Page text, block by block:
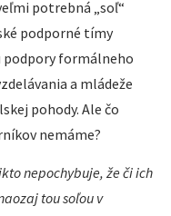
potrebná „soľ“
podporné tímy
podpory formálneho
a mládeže
pohody. Ale čo
nemáme?
nepochybuje, že či ich
tou soľou v